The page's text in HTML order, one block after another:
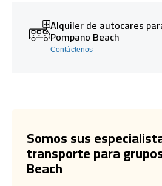
Alquiler de autocares
Pompano Beach
Contáctenos
Somos sus
transporte para
Beach